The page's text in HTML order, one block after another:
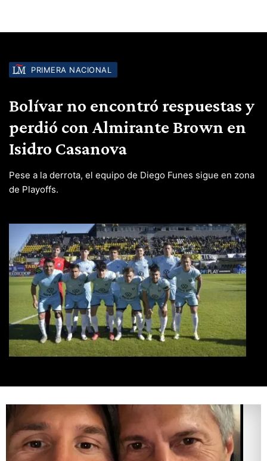
PRIMERA NACIONAL
Bolívar no encontró respuestas y
perdió con Almirante Brown en
Isidro Casanova
Pese a la derrota, el equipo de Diego Funes sigue en zona
de Playoffs.